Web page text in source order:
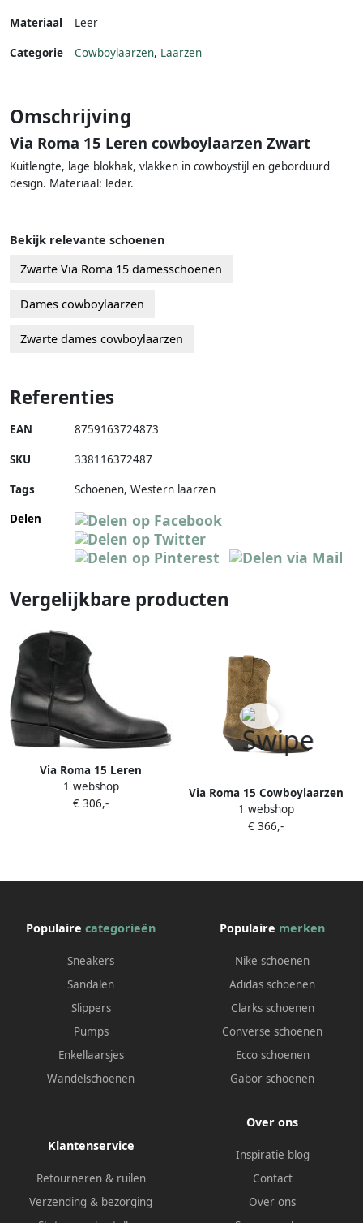
Materiaal
Leer
Categorie Cowboylaarzen, Laarzen
Omschrijving
Via Roma 15 Leren cowboylaarzen Zwart
Kuitlengte, lage blokhak, vlakken in cowboystijl en geborduurd
design. Materiaal: leder.
Bekijk relevante schoenen
Zwarte Via Roma 15 damesschoenen
Dames cowboylaarzen
Zwarte dames cowboylaarzen
Referenties
EAN 8759163724873
SKU 338116372487
Tags
Schoenen, Western laarzen
Delen
Vergelijkbare producten
Via Roma 15 Leren
cowboylaarzen Zwart
1 webshop
€ 306,-
Via Roma 15 Cowboylaarzen
met gerafeld effect Bruin
1 webshop
€ 366,-
Populaire categorieën
Sneakers
Sandalen
Slippers
Pumps
Enkellaarsjes
Wandelschoenen
Populaire merken
Nike schoenen
Adidas schoenen
Clarks schoenen
Converse schoenen
Ecco schoenen
Gabor schoenen
Klantenservice
Retourneren & ruilen
Verzending & bezorging
Over ons
Inspiratie blog
Contact
Over ons